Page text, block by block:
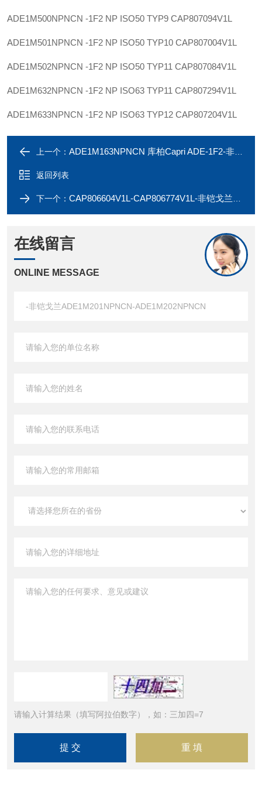
ADE1M500NPNCN -1F2 NP ISO50 TYP9 CAP807094V1L
ADE1M501NPNCN -1F2 NP ISO50 TYP10 CAP807004V1L
ADE1M502NPNCN -1F2 NP ISO50 TYP11 CAP807084V1L
ADE1M632NPNCN -1F2 NP ISO63 TYP11 CAP807294V1L
ADE1M633NPNCN -1F2 NP ISO63 TYP12 CAP807204V1L
上一个： ADE1M163NPNCN 库柏Capri ADE-1F2-非铠戈兰CAP806504V1L
返回列表
下一个： CAP806604V1L-CAP806774V1L-非铠戈兰ADE1M203NPNCN-ADE1M251NPNCN
在线留言
ONLINE MESSAGE
请输入计算结果（填写阿拉伯数字），如：三加四=7